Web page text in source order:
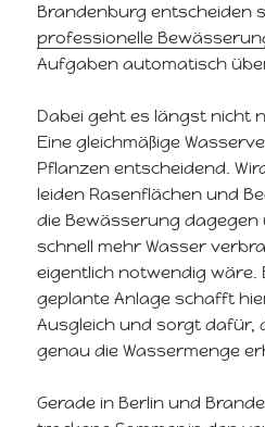
Brandenburg entscheiden
professionelle
Aufgaben automatisch
Dabei geht es längst nicht
Eine gleichmäßige
Pflanzen entscheidend.
leiden Rasenflächen und
die Bewässerung
schnell mehr Wasser
eigentlich notwendig wäre.
geplante Anlage schafft
Ausgleich und sorgt dafür,
genau die Wassermenge
Gerade in Berlin und